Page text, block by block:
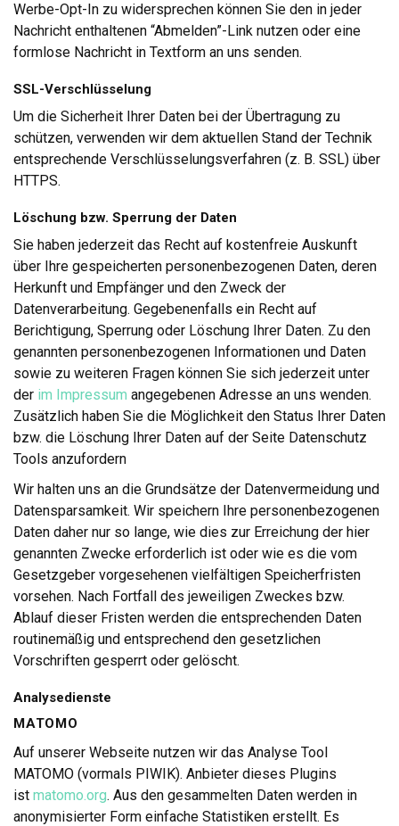
Werbe-Opt-In zu widersprechen können Sie den in jeder
Nachricht enthaltenen “Abmelden”-Link nutzen oder eine
formlose Nachricht in Textform an uns senden.
SSL-Verschlüsselung
Um die Sicherheit Ihrer Daten bei der Übertragung zu
schützen, verwenden wir dem aktuellen Stand der Technik
entsprechende Verschlüsselungsverfahren (z. B. SSL) über
HTTPS.
Löschung bzw. Sperrung der Daten
Sie haben jederzeit das Recht auf kostenfreie Auskunft
über Ihre gespeicherten personenbezogenen Daten, deren
Herkunft und Empfänger und den Zweck der
Datenverarbeitung. Gegebenenfalls ein Recht auf
Berichtigung, Sperrung oder Löschung Ihrer Daten. Zu den
genannten personenbezogenen Informationen und Daten
sowie zu weiteren Fragen können Sie sich jederzeit unter
der im Impressum angegebenen Adresse an uns wenden.
Zusätzlich haben Sie die Möglichkeit den Status Ihrer Daten
bzw. die Löschung Ihrer Daten auf der Seite Datenschutz
Tools anzufordern
Wir halten uns an die Grundsätze der Datenvermeidung und
Datensparsamkeit. Wir speichern Ihre personenbezogenen
Daten daher nur so lange, wie dies zur Erreichung der hier
genannten Zwecke erforderlich ist oder wie es die vom
Gesetzgeber vorgesehenen vielfältigen Speicherfristen
vorsehen. Nach Fortfall des jeweiligen Zweckes bzw.
Ablauf dieser Fristen werden die entsprechenden Daten
routinemäßig und entsprechend den gesetzlichen
Vorschriften gesperrt oder gelöscht.
Analysedienste
MATOMO
Auf unserer Webseite nutzen wir das Analyse Tool
MATOMO (vormals PIWIK). Anbieter dieses Plugins
ist matomo.org. Aus den gesammelten Daten werden in
anonymisierter Form einfache Statistiken erstellt. Es